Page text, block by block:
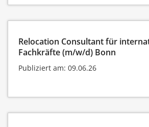
Relocation Consultant für
Fachkräfte (m/w/d) Bonn
Publiziert am: 09.06.26